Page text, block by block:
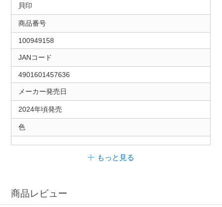
貝印
商品番号
100949158
JANコード
4901601457636
メーカー発売日
2024年頃発売
色
もっと見る
商品レビュー